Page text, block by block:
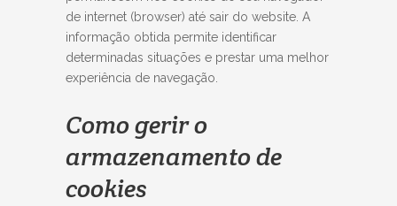
de internet (browser) até sair do website. A
informação obtida permite identificar
determinadas situações e prestar uma melhor
experiência de navegação.
Como gerir o
armazenamento de
cookies